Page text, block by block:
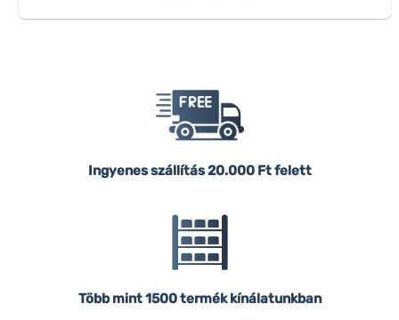
Ingyenes szállítás20.000 Ft felett
Több mint 1500 termék kínálatunkban